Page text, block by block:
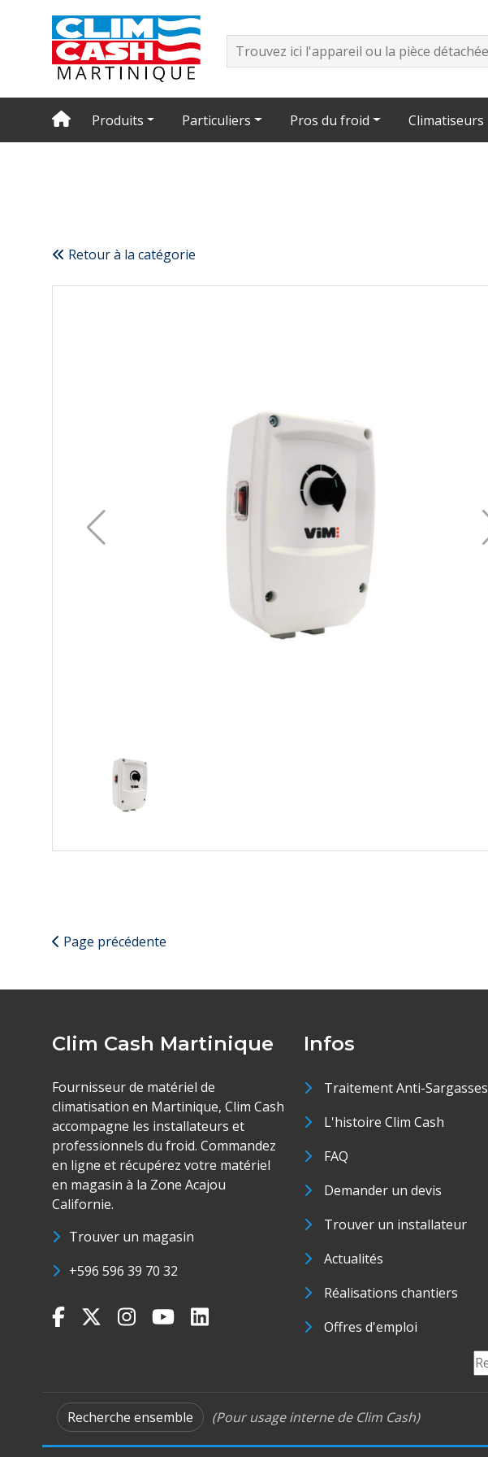
Produits Particuliers Pros du froid Climatiseurs
Retour à la catégorie
Page précédente
Clim Cash Martinique
Fournisseur de matériel de
climatisation en Martinique, Clim Cash
accompagne les installateurs et
professionnels du froid. Commandez
en ligne et récupérez votre matériel
en magasin à la Zone Acajou
Californie.
Trouver un magasin
+596 596 39 70 32
Infos
Traitement Anti-Sargasses
L'histoire Clim Cash
FAQ
Demander un devis
Trouver un installateur
Actualités
Réalisations chantiers
Offres d'emploi
Recherche ensemble (Pour usage interne de Clim Cash)